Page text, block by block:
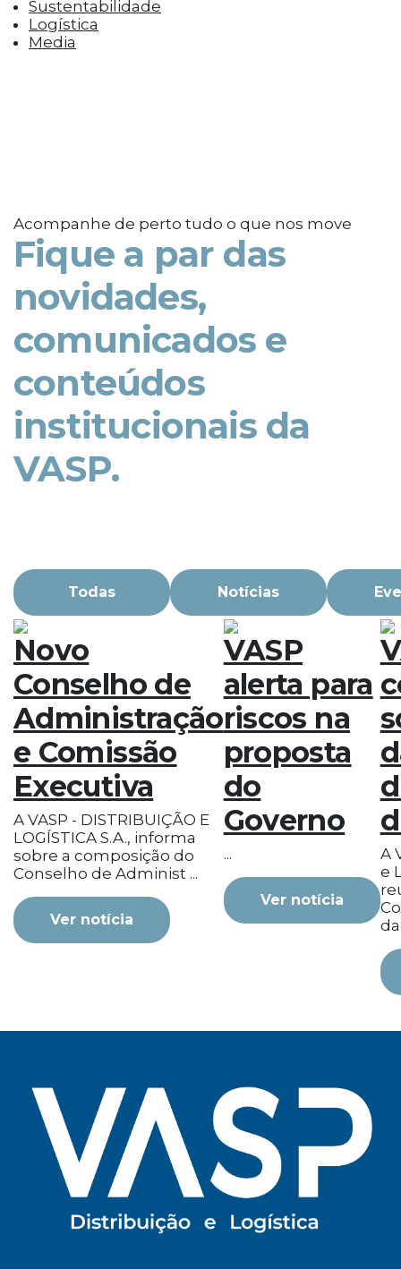
Sustentabilidade
Logística
Media
Acompanhe de perto tudo o que nos move
Fique a par das
novidades,
comunicados e
conteúdos
institucionais da
VASP.
Todas Notícias
Novo
Conselho de
Administração
e Comissão
Executiva
A VASP - DISTRIBUIÇÃO E
LOGÍSTICA S.A., informa
sobre a composição do
Conselho de Administ ...
Ver notícia
VASP
alerta para
riscos na
proposta
do
Governo
...
Ver notícia
A
e